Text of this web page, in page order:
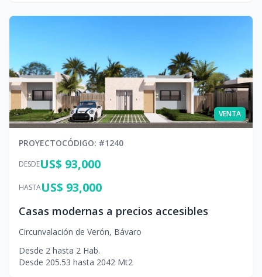
VENTA
PROYECTOCÓDIGO: #1240
DESDEUS$ 93,000
HASTAUS$ 93,000
Casas modernas a precios accesibles
Circunvalación de Verón, Bávaro
Desde 2 hasta 2 Hab.
Desde 205.53 hasta 2042 Mt2